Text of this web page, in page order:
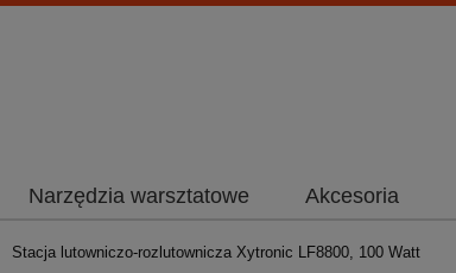
Narzędzia warsztatowe Akcesoria
Stacja lutowniczo-rozlutownicza Xytronic LF8800, 100 Watt